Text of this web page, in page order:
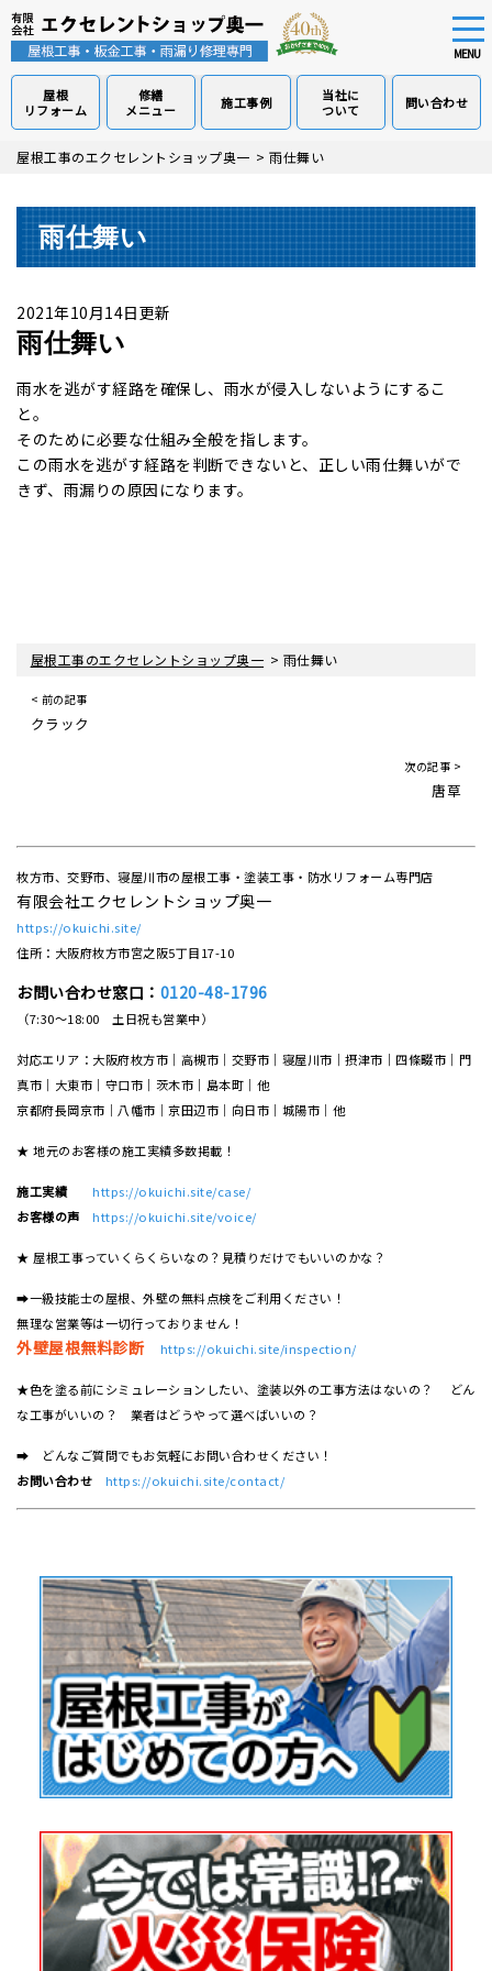
Skip
content
MENU
屋根
リフォーム
修繕
メニュー
施工事例
当社に
ついて
問い合わせ
屋根工事のエクセレントショップ奥一 > 雨仕舞い
雨仕舞い
2021年10月14日更新
雨仕舞い
雨水を逃がす経路を確保し、雨水が侵入しないようにするこ
と。
そのために必要な仕組み全般を指します。
この雨水を逃がす経路を判断できないと、正しい雨仕舞いがで
きず、雨漏りの原因になります。
屋根工事のエクセレントショップ奥一 > 雨仕舞い
< 前の記事
クラック
次の記事 >
唐草
枚方市、交野市、寝屋川市の屋根工事・塗装工事・防水リフォーム専門店
有限会社エクセレントショップ奥一
https://okuichi.site/
住所：大阪府枚方市宮之阪5丁目17-10
お問い合わせ窓口： 0120-48-1796
（7:30～18:00 土日祝も営業中）
対応エリア：大阪府枚方市｜高槻市｜交野市｜寝屋川市｜摂津市｜四條畷市｜門
真市｜大東市｜守口市｜茨木市｜島本町｜他
京都府長岡京市｜八幡市｜京田辺市｜向日市｜城陽市｜他
★ 地元のお客様の施工実績多数掲載！
施工実績
https://okuichi.site/case/
お客様の声
https://okuichi.site/voice/
★ 屋根工事っていくらくらいなの？見積りだけでもいいのかな？
➡一級技能士の屋根、外壁の無料点検をご利用ください！
無理な営業等は一切行っておりません！
外壁屋根無料診断 https://okuichi.site/inspection/
★色を塗る前にシミュレーションしたい、塗装以外の工事方法はないの？ どん
な工事がいいの？ 業者はどうやって選べばいいの？
➡ どんなご質問でもお気軽にお問い合わせください！
お問い合わせ
https://okuichi.site/contact/